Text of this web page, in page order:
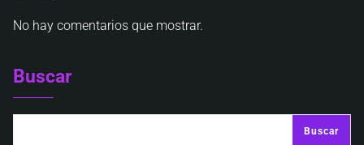
No hay comentarios que mostrar.
Buscar
Buscar